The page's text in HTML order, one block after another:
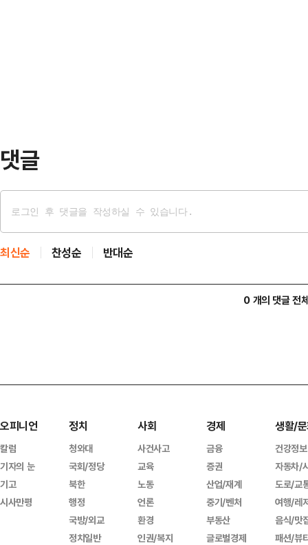
댓글
최신순 찬성순 반대순
0 개의 댓글 전
오피니언
칼럼
기자의 눈
기고
시사만평
정치
청와대
국회/정당
북한
행정
국방/외교
정치일반
사회
사건사고
교육
노동
언론
환경
인권/복지
경제
금융
증권
산업/재계
중기/벤처
부동산
글로벌경제
생활/
건강정보
자동차/
도로/교
여행/레
음식/맛
패션/뷰